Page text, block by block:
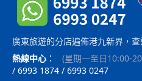
廣東旅遊的分店遍佈港九新界，查
熱線中心 ： (星期一至日10:00-
/ 6993 1874 / 6993 0247